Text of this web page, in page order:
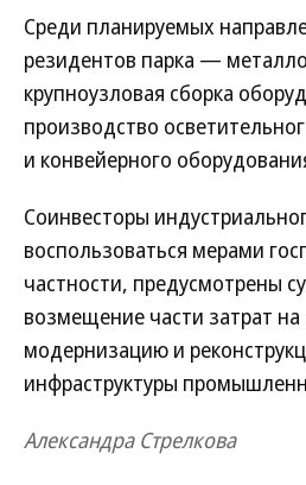
Среди планируемых
резидентов парка —
крупноузловая сборка
производство
и конвейерного
Соинвесторы
воспользоваться мерами
частности, предусмотрены
возмещение части затрат
модернизацию и
инфраструктуры
Александра Стрелкова